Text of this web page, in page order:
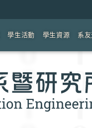
學生活動 學生資源 系